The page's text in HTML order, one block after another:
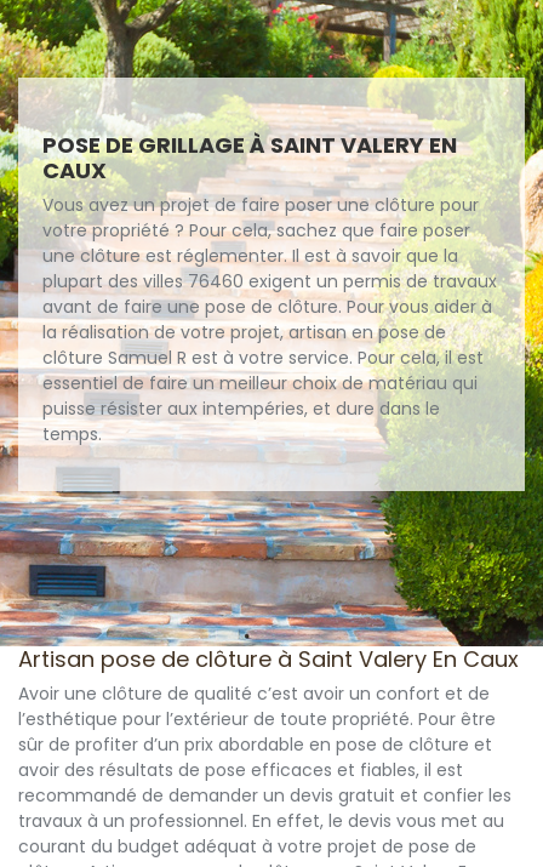
POSE DE GRILLAGE À SAINT VALERY EN
CAUX
Vous avez un projet de faire poser une clôture pour
votre propriété ? Pour cela, sachez que faire poser
une clôture est réglementer. Il est à savoir que la
plupart des villes 76460 exigent un permis de travaux
avant de faire une pose de clôture. Pour vous aider à
la réalisation de votre projet, artisan en pose de
clôture Samuel R est à votre service. Pour cela, il est
essentiel de faire un meilleur choix de matériau qui
puisse résister aux intempéries, et dure dans le
temps.
Artisan pose de clôture à Saint Valery En Caux
Avoir une clôture de qualité c’est avoir un confort et de
l’esthétique pour l’extérieur de toute propriété. Pour être
sûr de profiter d’un prix abordable en pose de clôture et
avoir des résultats de pose efficaces et fiables, il est
recommandé de demander un devis gratuit et confier les
travaux à un professionnel. En effet, le devis vous met au
courant du budget adéquat à votre projet de pose de